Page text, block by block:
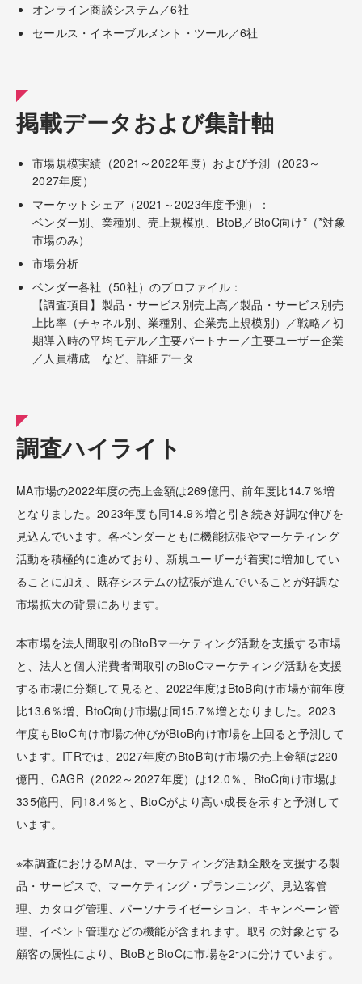
オンライン商談システム／6社
セールス・イネーブルメント・ツール／6社
掲載データおよび集計軸
市場規模実績（2021～2022年度）および予測（2023～
2027年度）
マーケットシェア（2021～2023年度予測）：
ベンダー別、業種別、売上規模別、BtoB／BtoC向け*（*対象
市場のみ）
市場分析
ベンダー各社（50社）のプロファイル：
【調査項目】製品・サービス別売上高／製品・サービス別売
上比率（チャネル別、業種別、企業売上規模別）／戦略／初
期導入時の平均モデル／主要パートナー／主要ユーザー企業
／人員構成 など、詳細データ
調査ハイライト
MA市場の2022年度の売上金額は269億円、前年度比14.7％増
となりました。2023年度も同14.9％増と引き続き好調な伸びを
見込んでいます。各ベンダーともに機能拡張やマーケティング
活動を積極的に進めており、新規ユーザーが着実に増加してい
ることに加え、既存システムの拡張が進んでいることが好調な
市場拡大の背景にあります。
本市場を法人間取引のBtoBマーケティング活動を支援する市場
と、法人と個人消費者間取引のBtoCマーケティング活動を支援
する市場に分類して見ると、2022年度はBtoB向け市場が前年度
比13.6％増、BtoC向け市場は同15.7％増となりました。2023
年度もBtoC向け市場の伸びがBtoB向け市場を上回ると予測して
います。ITRでは、2027年度のBtoB向け市場の売上金額は220
億円、CAGR（2022～2027年度）は12.0％、BtoC向け市場は
335億円、同18.4％と、BtoCがより高い成長を示すと予測して
います。
※本調査におけるMAは、マーケティング活動全般を支援する製
品・サービスで、マーケティング・プランニング、見込客管
理、カタログ管理、パーソナライゼーション、キャンペーン管
理、イベント管理などの機能が含まれます。取引の対象とする
顧客の属性により、BtoBとBtoCに市場を2つに分けています。